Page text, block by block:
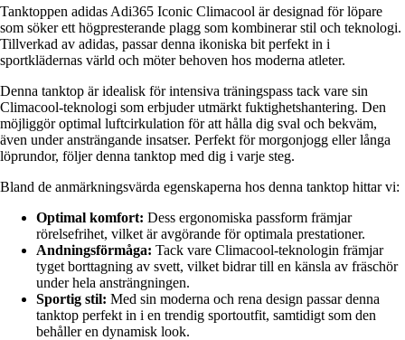
Tanktoppen adidas Adi365 Iconic Climacool är designad för löpare
som söker ett högpresterande plagg som kombinerar stil och teknologi.
Tillverkad av adidas, passar denna ikoniska bit perfekt in i
sportklädernas värld och möter behoven hos moderna atleter.
Denna tanktop är idealisk för intensiva träningspass tack vare sin
Climacool-teknologi som erbjuder utmärkt fuktighetshantering. Den
möjliggör optimal luftcirkulation för att hålla dig sval och bekväm,
även under ansträngande insatser. Perfekt för morgonjogg eller långa
löprundor, följer denna tanktop med dig i varje steg.
Bland de anmärkningsvärda egenskaperna hos denna tanktop hittar vi:
Optimal komfort: Dess ergonomiska passform främjar
rörelsefrihet, vilket är avgörande för optimala prestationer.
Andningsförmåga: Tack vare Climacool-teknologin främjar
tyget borttagning av svett, vilket bidrar till en känsla av fräschör
under hela ansträngningen.
Sportig stil: Med sin moderna och rena design passar denna
tanktop perfekt in i en trendig sportoutfit, samtidigt som den
behåller en dynamisk look.